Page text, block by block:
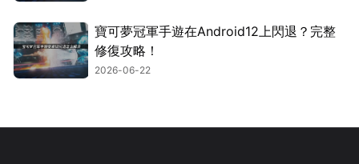
寶可夢冠軍手遊在Android12上閃退？完整
修復攻略！
2026-06-22